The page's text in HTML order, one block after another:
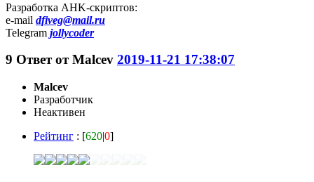
Разработка AHK-скриптов:
e-mail dfiveg@mail.ru
Telegram jollycoder
9 Ответ отMalcev 2019-11-21 17:38:07
Malcev
Разработчик
Неактивен
Рейтинг : [620|0]